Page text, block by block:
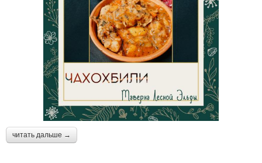
читать дальше →